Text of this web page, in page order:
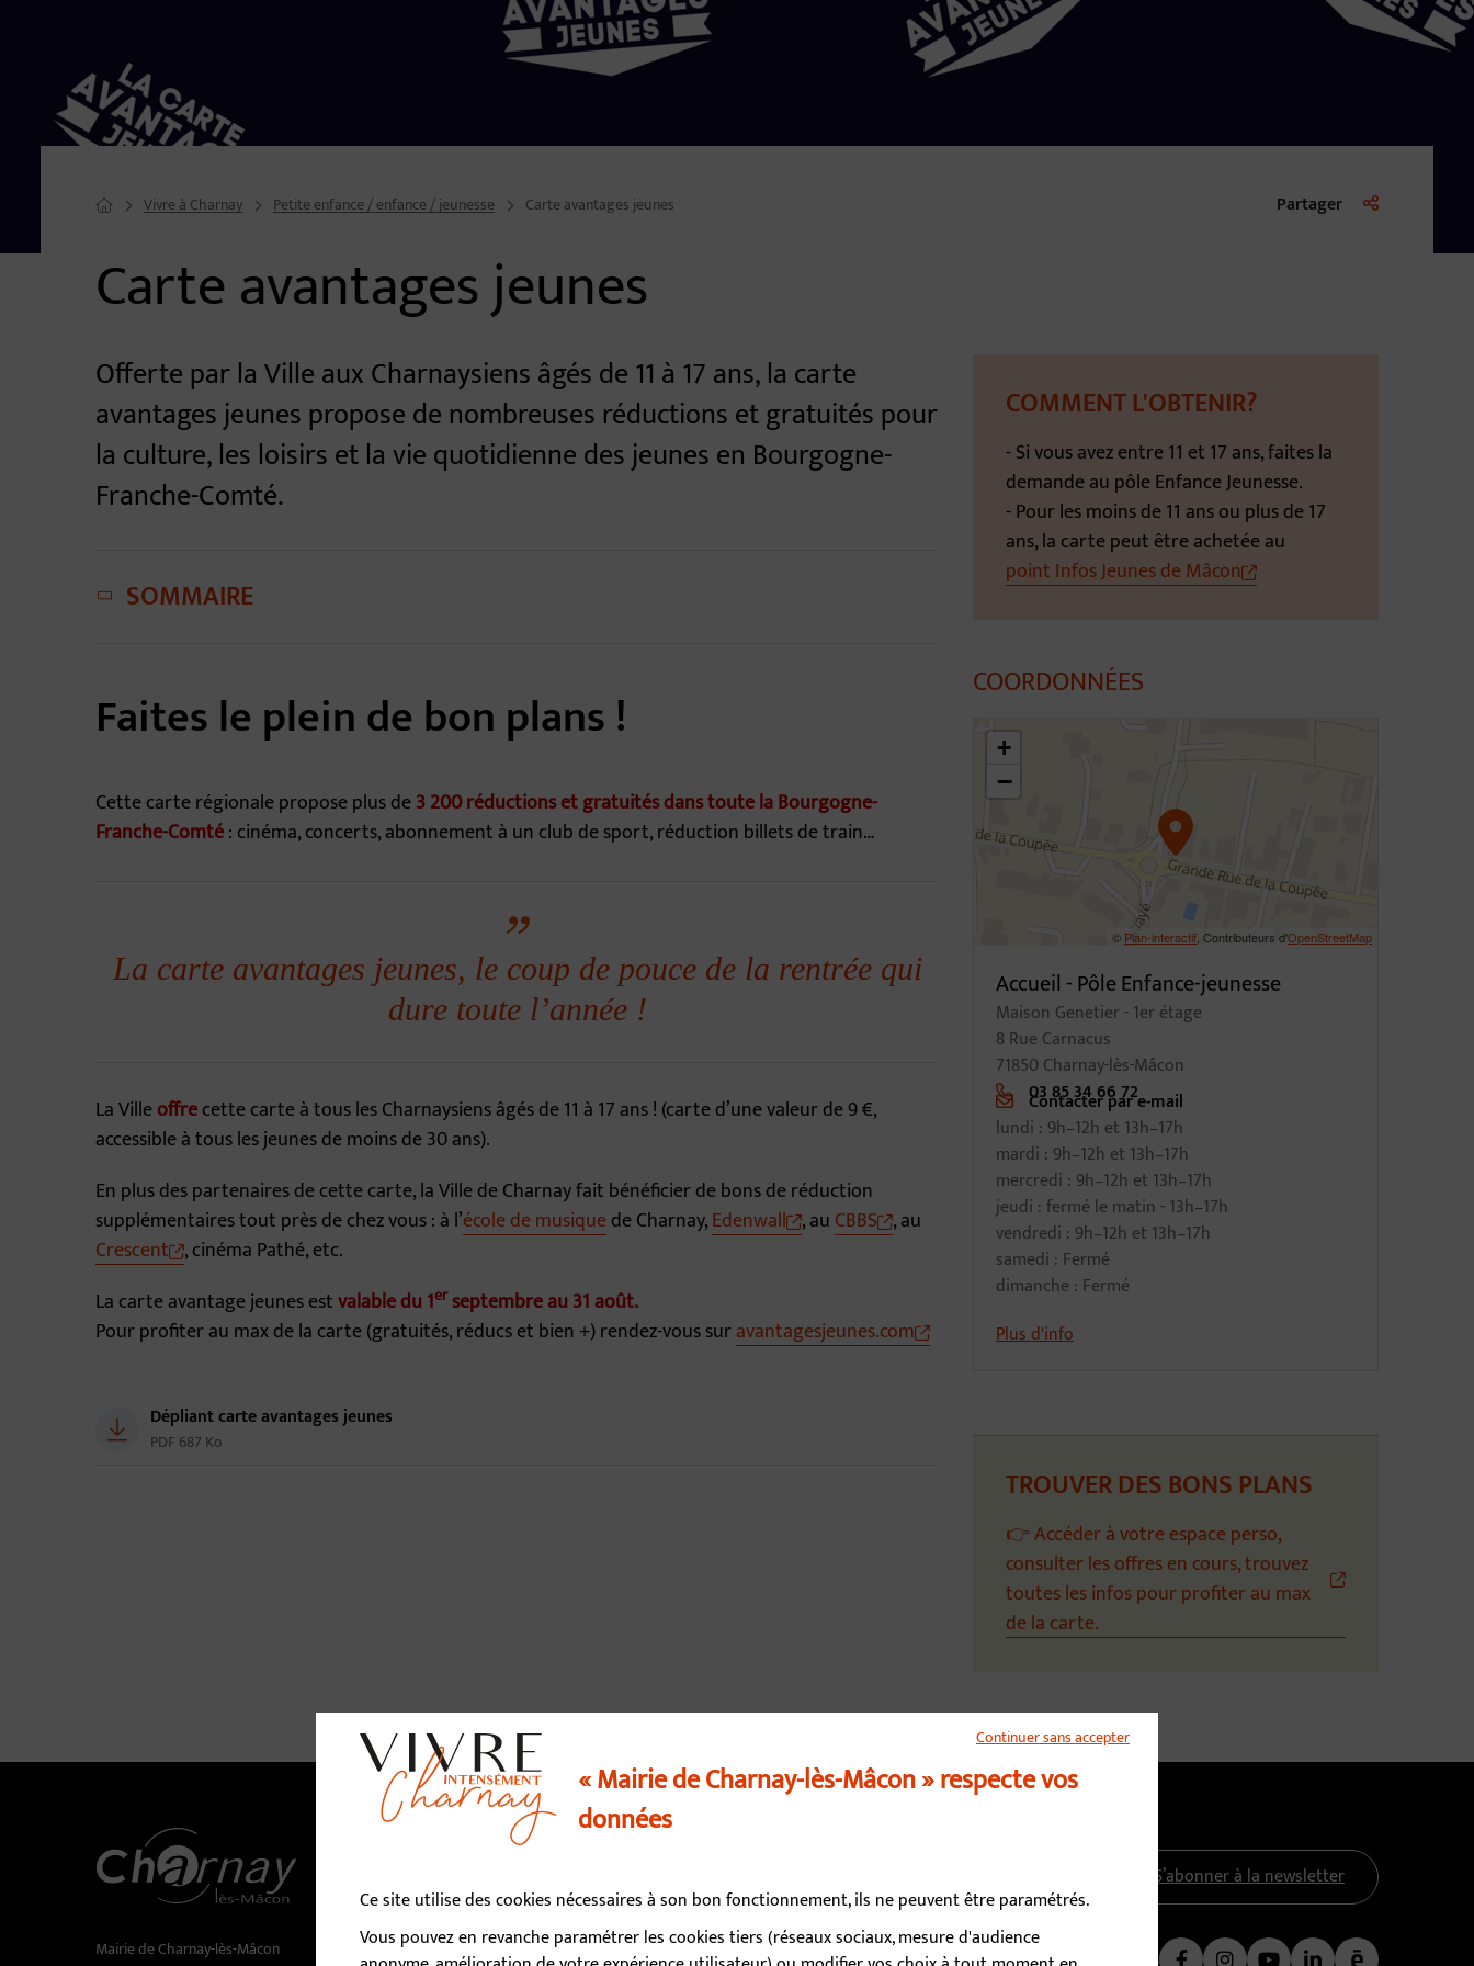
Image d'illustration de Carte avantages jeunes
Page d'accueil du site
Vivre à Charnay Petite enfance / enfance / jeunesse Carte avantages jeunes Partager Liste des liens
Carte avantages jeunes
Offerte par la Ville aux Charnaysiens âgés de 11 à 17 ans, la carte
avantages jeunes propose de nombreuses réductions et gratuités pour
la culture, les loisirs et la vie quotidienne des jeunes en Bourgogne-
Franche-Comté.
SOMMAIRE
Faites le plein de bon plans !
Cette carte régionale propose plus de3 200 réductions et gratuités dans toute la Bourgogne-
Franche-Comté: cinéma, concerts, abonnement à un club de sport, réduction billets de train…
La carte avantages jeunes, le coup de pouce de la rentrée qui
dure toute l’année !
La Villeoffrecette carte à tous les Charnaysiens âgés de 11 à 17 ans ! (carte d’une valeur de 9 €,
accessible à tous les jeunes de moins de 30 ans).
En plus des partenaires de cette carte, la Ville de Charnay fait bénéficier de bons de réduction
supplémentaires tout près de chez vous : à l’école de musiquede Charnay,Edenwall , au CBBS , au
Crescent , cinéma Pathé, etc.
La carte avantage jeunes estvalable du 1erseptembre au 31 août.
Pour profiter au max de la carte (gratuités, réducs et bien +) rendez-vous suravantagesjeunes.com
TéléchargerDépliant carte avantages jeunes
PDF 687 Ko
COMMENT L'OBTENIR?
- Si vous avez entre 11 et 17 ans, faites la
demande au pôle Enfance Jeunesse.
- Pour les moins de 11 ans ou plus de 17
ans, la carte peut être achetée au
point Infos Jeunes de Mâcon
COORDONNÉES
+
−
© Plan-interactif , Contributeurs d'OpenStreetMap
Accueil - Pôle Enfance-jeunesse
Maison Genetier - 1er étage
8 Rue Carnacus
71850 Charnay-lès-Mâcon
03 85 34 66 72
Contacter par e-mail
lundi : 9h–12h et 13h–17h
mardi : 9h–12h et 13h–17h
mercredi : 9h–12h et 13h–17h
jeudi : fermé le matin - 13h–17h
vendredi : 9h–12h et 13h–17h
samedi : Fermé
dimanche : Fermé
Plus d'info
TROUVER DES BONS PLANS
👉 Accéder à votre espace perso,
consulter les offres en cours, trouvez
toutes les infos pour profiter au max
de la carte.
Mairie de Charnay-lès-Mâcon
Horaires d’ouverture
S’abonner à la newsletter
Continuer sans accepter
« Mairie de Charnay-lès-Mâcon » respecte vos
données
Ce site utilise des cookies nécessaires à son bon fonctionnement, ils ne peuvent être paramétrés.
Vous pouvez en revanche paramétrer les cookies tiers (réseaux sociaux, mesure d'audience